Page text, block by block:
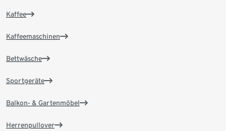
Kaffee
Kaffeemaschinen
Bettwäsche
Sportgeräte
Balkon- & Gartenmöbel
Herrenpullover